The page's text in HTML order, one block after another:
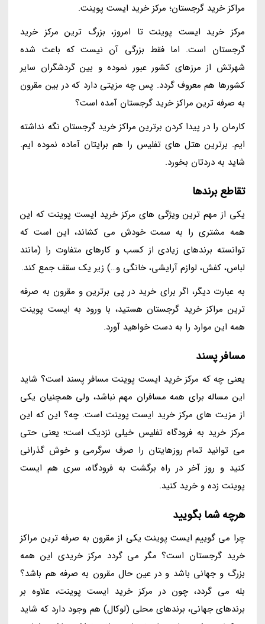
مراکز خرید گرجستان؛ مرکز خرید ایست پوینت.
مرکز خرید ایست پوینت تا امروز، بزرگ ترین مرکز خرید
گرجستان است. اما فقط بزرگی آن نیست که باعث شده
شهرتش از مرزهای کشور عبور نموده و بین گردشگران سایر
کشورها هم معروف گردد. پس چه مزیتی دارد که در بین مقرون
به صرفه ترین مراکز خرید گرجستان آمده است؟
کارمان را در پیدا کردن برترین مراکز خرید گرجستان نگه نداشته
ایم. برترین هتل های تفلیس را هم برایتان آماده نموده ایم.
شاید به دردتان بخورد.
تقاطع برندها
یکی از مهم ترین ویژگی های مرکز خرید ایست پوینت که این
همه مشتری را به سمت خودش می کشاند، این است که
توانسته برندهای زیادی از کسب و کارهای متفاوت را (مانند
لباس، کفش، لوازم آرایشی، خانگی و…) زیر یک سقف جمع کند.
به عبارت دیگر، اگر برای خرید در پی برترین و مقرون به صرفه
ترین مراکز خرید گرجستان هستید، با ورود به ایست پوینت
همه این موارد را به دست خواهید آورد.
مسافر پسند
یعنی چه که مرکز خرید ایست پوینت مسافر پسند است؟ شاید
این مساله برای همه مسافران مهم نباشد، ولی همچنیان یکی
از مزیت های مرکز خرید ایست پوینت است. چه؟ این که این
مرکز خرید به فرودگاه تفلیس خیلی نزدیک است؛ یعنی حتی
می توانید تمام روزهایتان را صرف سرگرمی و خوش گذرانی
کنید و روز آخر در راه برگشت به فرودگاه، سری هم ایست
پوینت زده و خرید کنید.
هرچه شما بگویید
چرا می گوییم ایست پوینت یکی از مقرون به صرفه ترین مراکز
خرید گرجستان است؟ مگر می گردد مرکز خریدی این همه
بزرگ و جهانی باشد و در عین حال مقرون به صرفه هم باشد؟
بله می گردد، چون در مرکز خرید ایست پوینت، علاوه بر
برندهای جهانی، برندهای محلی (لوکال) هم وجود دارد که شاید